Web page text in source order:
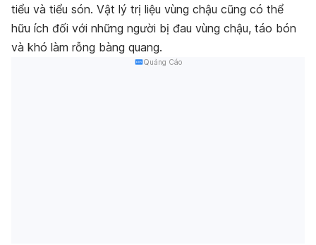
tiểu và tiểu són. Vật lý trị liệu vùng chậu cũng có thể
hữu ích đối với những người bị đau vùng chậu, táo bón
và khó làm rỗng bàng quang.
Quảng Cáo